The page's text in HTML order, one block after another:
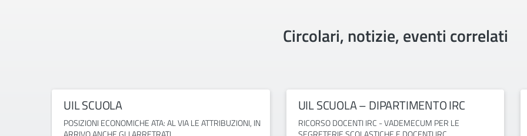
Circolari, notizie, eventi correlati
UIL SCUOLA
POSIZIONI ECONOMICHE ATA: AL VIA LE ATTRIBUZIONI, IN
UIL SCUOLA – DIPARTIMENTO IRC
RICORSO DOCENTI IRC - VADEMECUM PER LE